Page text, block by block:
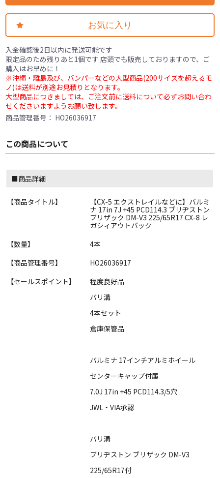
お気に入り
入金確認後2日以内に発送可能です
限定品のため残りあと1個です 店頭でも販売しておりますので、ご
購入はお早めに！
※沖縄・離島及び、バンパーなどの大型商品(200サイズを超えるモ
ノ)は送料が別途お見積りとなります。
大型商品につきましては、ご注文前に送料について必ずお問い合わ
せくださいますようお願い致します。
商品管理番号： HO26036917
この商品について
■商品詳細
【商品タイトル】
【CX-5 エクストレイルなどに】バルミ
ナ 17in 7J +45 PCD114.3 ブリヂストン
ブリザック DM-V3 225/65R17 CX-8 レ
ガシィアウトバック
【数量】
4本
【商品管理番号】
HO26036917
【セールスポイント】
程度良好品
バリ溝
4本セット
倉庫保管品
バルミナ 17インチアルミホイール
センターキャップ付属
7.0J 17in +45 PCD114.3/5穴
JWL・VIA承認
バリ溝
ブリヂストン ブリザック DM-V3
225/65R17付